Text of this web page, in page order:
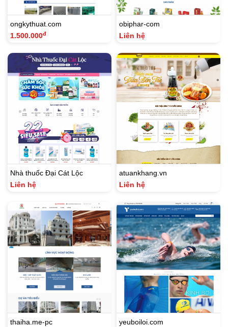
ongkythuat.com
1.500.000đ
obiphar-com
Liên hệ
Nhà thuốc Đại Cát Lộc
Liên hệ
atuankhang.vn
Liên hệ
thaiha.me-pc
yeuboiloi.com